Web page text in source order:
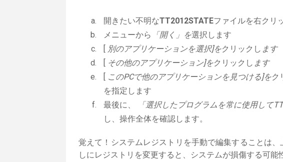
開きたい不明なTT2012STATEファイルを右クリ
メニューから
「開く」を選択します
[ 別のアプリケーションを選択]をクリックし ます
[ その他のアプリケーション]をクリックし ます
[ このPCで他のアプリケーションを見つける]をク
を指定します
最後に、
「選択したプログラムを常に使用して
し、操作全体を確認します。
覚えて！システムレジストリを手動で編集することは
しにレジストリを変更すると、システムが損傷する可能